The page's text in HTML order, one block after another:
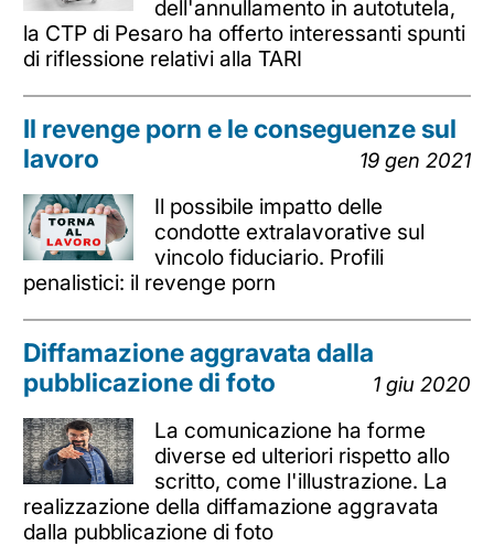
dell'annullamento in autotutela,
la CTP di Pesaro ha offerto interessanti spunti
di riflessione relativi alla TARI
Il revenge porn e le conseguenze sul
lavoro
19 gen 2021
Il possibile impatto delle
condotte extralavorative sul
vincolo fiduciario. Profili
penalistici: il revenge porn
Diffamazione aggravata dalla
pubblicazione di foto
1 giu 2020
La comunicazione ha forme
diverse ed ulteriori rispetto allo
scritto, come l'illustrazione. La
realizzazione della diffamazione aggravata
dalla pubblicazione di foto